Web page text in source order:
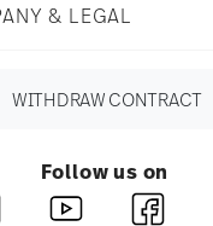
& LEGAL
WITHDRAW CONTRACT
Follow us on